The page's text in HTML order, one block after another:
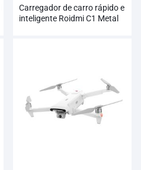
Carregador de carro rápido e
inteligente Roidmi C1 Metal